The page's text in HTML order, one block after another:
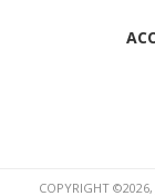
COPYRIGHT ©2026,